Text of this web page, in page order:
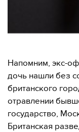
Напомним, экс-
дочь нашли без
британского
отравлении
государство,
Британская